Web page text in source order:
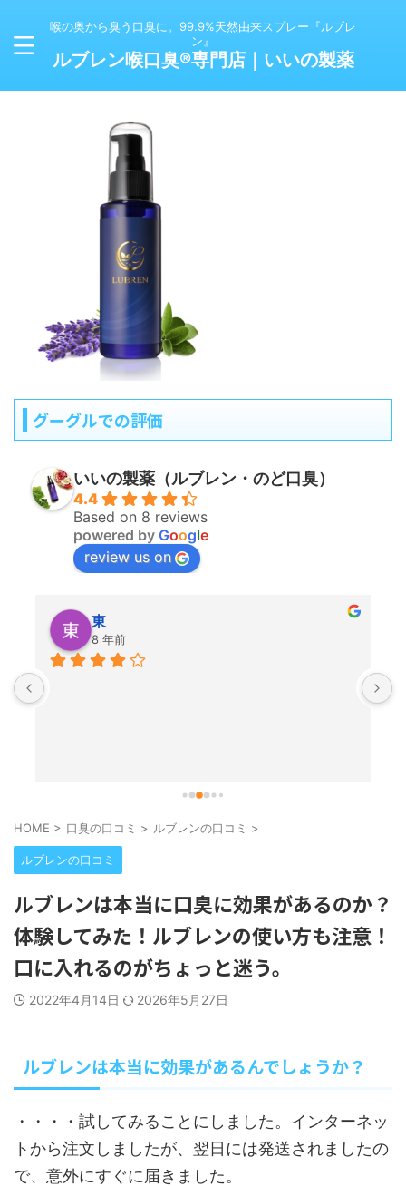
喉の奥から臭う口臭に。99.9%天然由来スプレー『ルブレ
ン』
ルブレン喉口臭®専門店｜いいの製薬
グーグルでの評価
いいの製薬（ルブレン・のど口臭）
4.4
Based on 8 reviews
powered by Google
review us on
東
8 年前
HOME > 口臭の口コミ > ルブレンの口コミ >
ルブレンの口コミ
ルブレンは本当に口臭に効果があるのか？
体験してみた！ルブレンの使い方も注意！
口に入れるのがちょっと迷う。
2022年4月14日 2026年5月27日
ルブレンは本当に効果があるんでしょうか？
・・・・試してみることにしました。インターネッ
トから注文しましたが、翌日には発送されましたの
で、意外にすぐに届きました。